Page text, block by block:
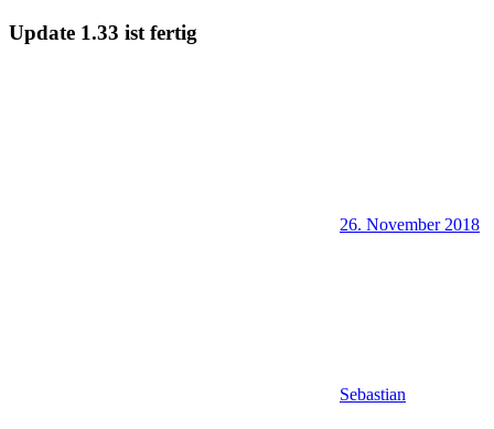
Update 1.33 ist fertig
26. November 2018
Sebastian